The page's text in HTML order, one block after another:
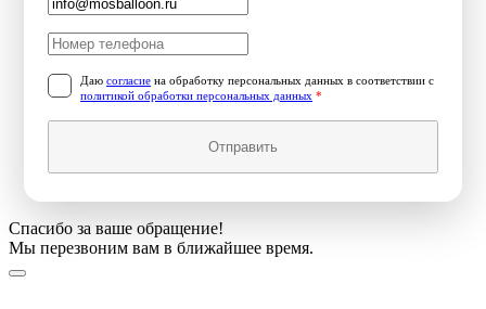
Даю согласие на обработку персональных данных в соответствии с
политикой обработки персональных данных *
Отправить
Спасибо за ваше обращение!
Мы перезвоним вам в ближайшее время.